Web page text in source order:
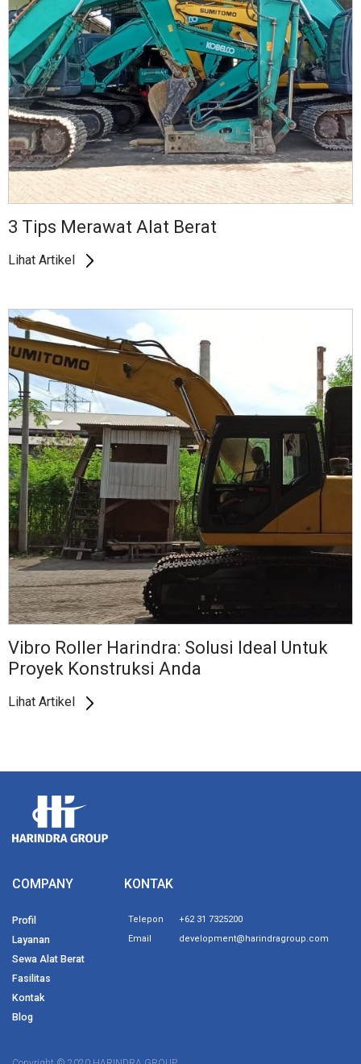
3 Tips Merawat Alat Berat
Lihat Artikel
Vibro Roller Harindra: Solusi Ideal Untuk
Proyek Konstruksi Anda
Lihat Artikel
COMPANY
Profil
Layanan
Sewa Alat Berat
Fasilitas
Kontak
Blog
KONTAK
Telepon
+62 31 7325200
Email
development@harindragroup.com